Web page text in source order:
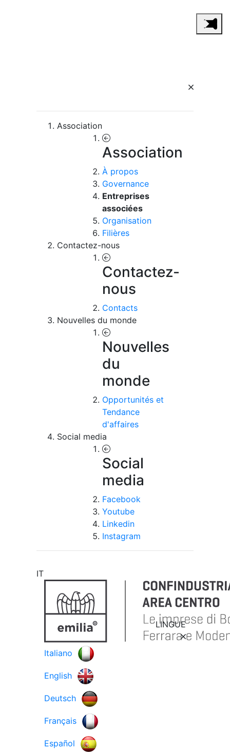
Association
Association
À propos
Governance
Entreprises
associées
Organisation
Filières
Contactez-nous
Contactez-
nous
Contacts
Nouvelles du monde
Nouvelles
du
monde
Opportunités et
Tendance
d'affaires
Social media
Social
media
Facebook
Youtube
Linkedin
Instagram
IT
LINGUE
Italiano
English
Deutsch
Français
Español